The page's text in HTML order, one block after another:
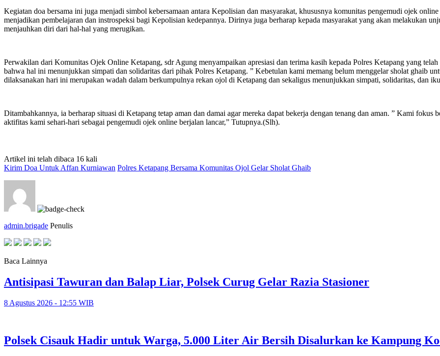
Kegiatan doa bersama ini juga menjadi simbol kebersamaan antara Kepolisian dan masyarakat, khususnya komunitas pengemudi ojek
menjadikan pembelajaran dan instrospeksi bagi Kepolisian kedepannya. Dirinya juga berharap kepada masyarakat yang akan melakukan
menjauhkan diri dari hal-hal yang merugikan.
Perwakilan dari Komunitas Ojek Online Ketapang, sdr Agung menyampaikan apresiasi dan terima kasih kepada Polres Ketapang yang
bahwa hal ini menunjukkan simpati dan solidaritas dari pihak Polres Ketapang. ” Kebetulan kami memang belum menggelar sholat ghaib
dilaksanakan hari ini merupakan wadah dalam berkumpulnya rekan ojol di Ketapang dan sekaligus menunjukkan simpati, solidaritas, dan
Ditambahkannya, ia berharap situasi di Ketapang tetap aman dan damai agar mereka dapat bekerja dengan tenang dan aman. ” Kami fokus
aktifitas kami sehari-hari sebagai pengemudi ojek online berjalan lancar,” Tutupnya.(Slh).
Artikel ini telah dibaca 16 kali
Kirim Doa Untuk Affan Kurniawan Polres Ketapang Bersama Komunitas Ojol Gelar Sholat Ghaib
admin.brigade Penulis
Baca Lainnya
Antisipasi Tawuran dan Balap Liar, Polsek Curug Gelar Razia Stasioner
8 Agustus 2026 - 12:55 WIB
Polsek Cisauk Hadir untuk Warga, 5.000 Liter Air Bersih Disalurkan ke Kampung